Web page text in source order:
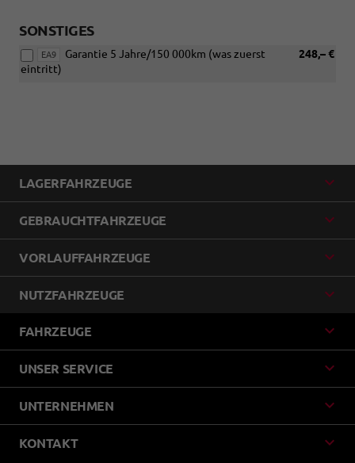
SONSTIGES
EA9 248,– €
Garantie 5 Jahre/150 000km (was zuerst
eintritt)
LAGERFAHRZEUGE
GEBRAUCHTFAHRZEUGE
VORLAUFFAHRZEUGE
NUTZFAHRZEUGE
FAHRZEUGE
UNSER SERVICE
UNTERNEHMEN
KONTAKT